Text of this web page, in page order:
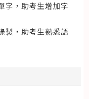
字，助考生增加字
製，助考生熟悉語